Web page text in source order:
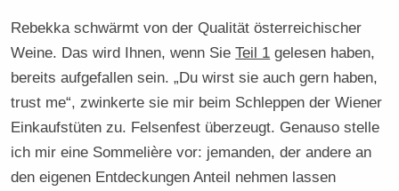
Rebekka schwärmt von der Qualität österreichischer
Weine. Das wird Ihnen, wenn SieTeil 1 gelesen haben,
bereits aufgefallen sein. „Du wirst sie auch gern haben,
trust me“, zwinkerte sie mir beim Schleppen der Wiener
Einkaufstüten zu. Felsenfest überzeugt. Genauso stelle
ich mir eine Sommelière vor: jemanden, der andere an
den eigenen Entdeckungen Anteil nehmen lassen